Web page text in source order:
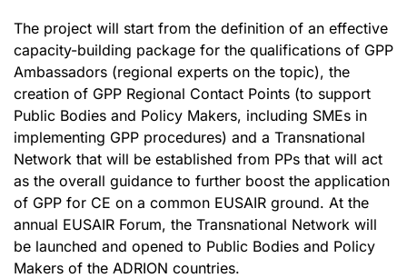
The project will start from the definition of an effective
capacity-building package for the qualifications of GPP
Ambassadors (regional experts on the topic), the
creation of GPP Regional Contact Points (to support
Public Bodies and Policy Makers, including SMEs in
implementing GPP procedures) and a Transnational
Network that will be established from PPs that will act
as the overall guidance to further boost the application
of GPP for CE on a common EUSAIR ground. At the
annual EUSAIR Forum, the Transnational Network will
be launched and opened to Public Bodies and Policy
Makers of the ADRION countries.